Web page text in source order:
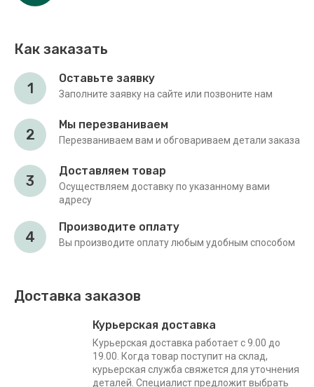
Как заказать
1
Оставьте заявку
Заполните заявку на сайте или позвоните нам
2
Мы перезваниваем
Перезваниваем вам и обговариваем детали заказа
3
Доставляем товар
Осуществляем доставку по указанному вами
адресу
4
Производите оплату
Вы производите оплату любым удобным способом
Доставка заказов
Курьерская доставка
Курьерская доставка работает с 9.00 до
19.00. Когда товар поступит на склад,
курьерская служба свяжется для уточнения
деталей. Специалист предложит выбрать